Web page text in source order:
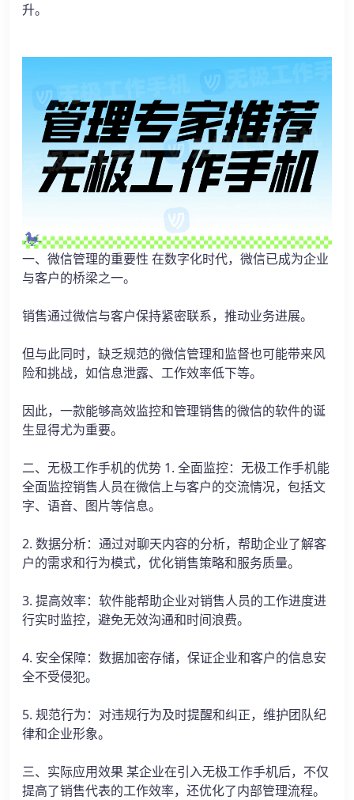
升。
一、微信管理的重要性 在数字化时代，微信已成为企业
与客户的桥梁之一。
销售通过微信与客户保持紧密联系，推动业务进展。
但与此同时，缺乏规范的微信管理和监督也可能带来风
险和挑战，如信息泄露、工作效率低下等。
因此，一款能够高效监控和管理销售的微信的软件的诞
生显得尤为重要。
二、无极工作手机的优势 1. 全面监控：无极工作手机能
全面监控销售人员在微信上与客户的交流情况，包括文
字、语音、图片等信息。
2. 数据分析：通过对聊天内容的分析，帮助企业了解客
户的需求和行为模式，优化销售策略和服务质量。
3. 提高效率：软件能帮助企业对销售人员的工作进度进
行实时监控，避免无效沟通和时间浪费。
4. 安全保障：数据加密存储，保证企业和客户的信息安
全不受侵犯。
5. 规范行为：对违规行为及时提醒和纠正，维护团队纪
律和企业形象。
三、实际应用效果 某企业在引入无极工作手机后，不仅
提高了销售代表的工作效率，还优化了内部管理流程。